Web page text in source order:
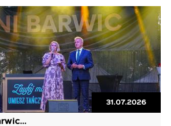
31.07.2026